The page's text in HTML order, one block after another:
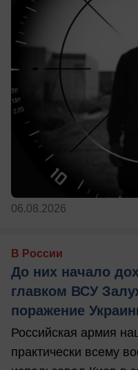
06.08.2026
В России
До них начало
главком ВСУ
поражение
Российская армия
практически всему